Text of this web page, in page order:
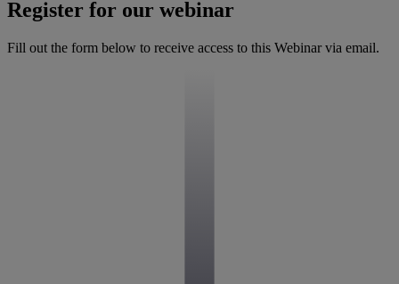
Register for our webinar
Fill out the form below to receive access to this Webinar via email.